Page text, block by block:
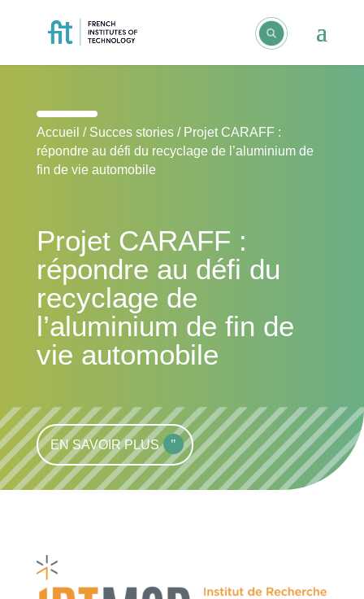
Accueil / Succes stories/ Projet CARAFF :
répondre au défi du recyclage de l’aluminium de
fin de vie automobile
Projet CARAFF :
répondre au défi du
recyclage de
l’aluminium de fin de
vie automobile
EN SAVOIR PLUS